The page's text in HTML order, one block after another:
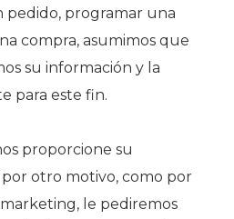
pedido, programar una
compra, asumimos que
su información y la
para este fin.
proporcione su
otro motivo, como por
le pediremos